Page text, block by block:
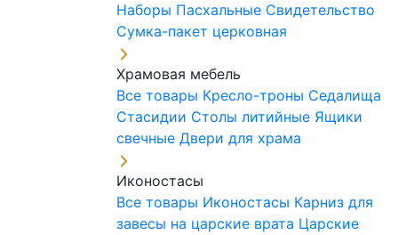
Наборы Пасхальные Свидетельство
Сумка-пакет церковная
Храмовая мебель
Все товары Кресло-троны Седалища
Стасидии Столы литийные Ящики
свечные Двери для храма
Иконостасы
Все товары Иконостасы Карниз для
завесы на царские врата Царские